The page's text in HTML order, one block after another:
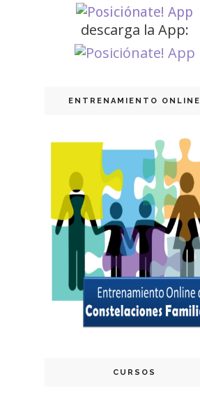
descarga la App:
ENTRENAMIENTO ONLINE
CURSOS